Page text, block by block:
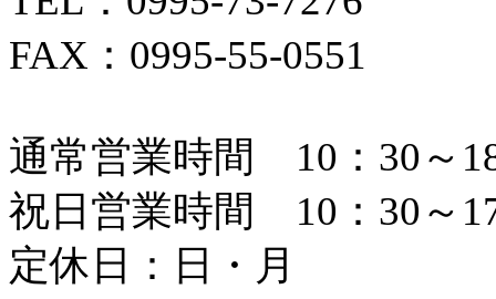
FAX：0995-55-0551
通常営業時間 10：30～
祝日営業時間 10：30～
定休日：日・月